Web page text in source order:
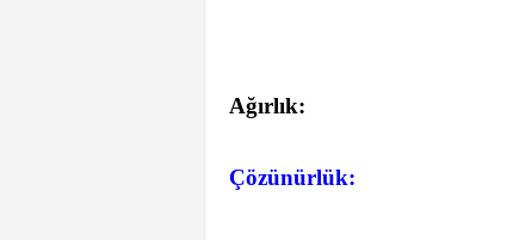
Ağırlık:
Çözünürlük: